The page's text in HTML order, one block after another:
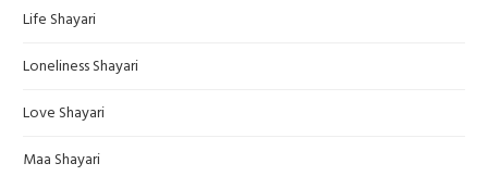
Life Shayari
Loneliness Shayari
Love Shayari
Maa Shayari